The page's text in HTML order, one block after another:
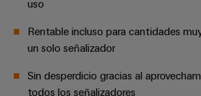
uso
Rentable incluso para cantidades
un solo señalizador
Sin desperdicio gracias al
todos los señalizadores